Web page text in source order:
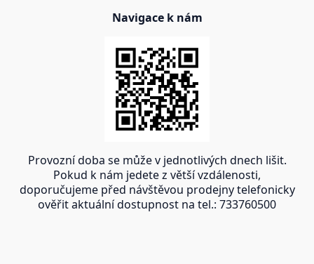
Navigace k nám
Provozní doba se může v jednotlivých dnech lišit.
Pokud k nám jedete z větší vzdálenosti,
doporučujeme před návštěvou prodejny telefonicky
ověřit aktuální dostupnost na tel.: 733760500